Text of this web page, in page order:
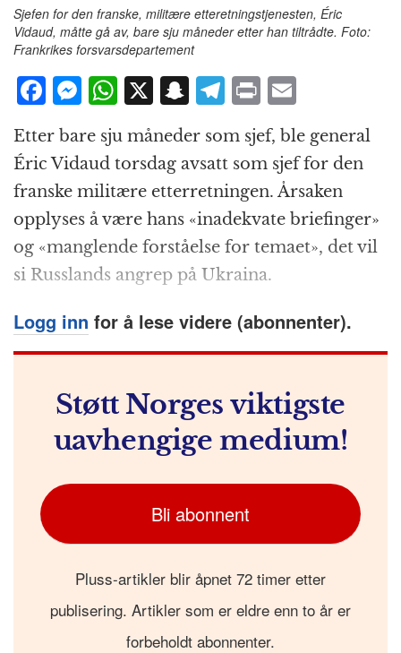
Sjefen for den franske, militære etteretningstjenesten, Éric
Vidaud, måtte gå av, bare sju måneder etter han tiltrådte. Foto:
Frankrikes forsvarsdepartement
F
a
c
e
b
o
o
k
M
ss
e
n
g
e
r
W
at
s
A
p
p
X S
a
p
c
h
at
T
e
g
r
a
m
P
ri
n
t
ai
l
Etter bare sju måneder som sjef, ble general
Éric Vidaud torsdag avsatt som sjef for den
franske militære etterretningen. Årsaken
opplyses å være hans «inadekvate briefinger»
og «manglende forståelse for temaet», det vil
si Russlands angrep på Ukraina.
Logg inn for å lese videre (abonnenter).
Støtt Norges viktigste
uavhengige medium!
Bli abonnent
Pluss-artikler blir åpnet 72 timer etter
publisering. Artikler som er eldre enn to år er
forbeholdt abonnenter.